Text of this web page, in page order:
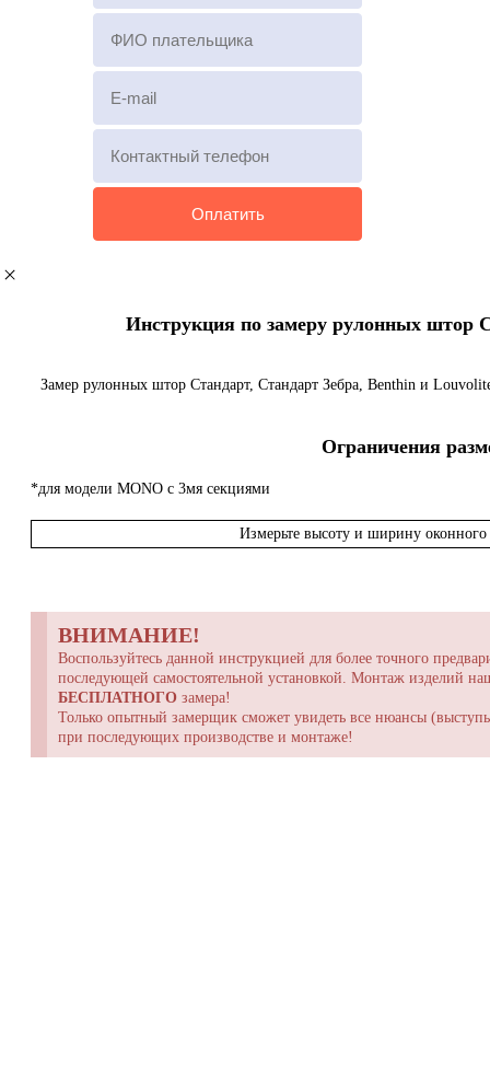
Инструкция по замеру рулонных штор
Замер рулонных штор Стандарт, Стандарт Зебра, Benthin и
Ограничения
*для модели MONO с 3мя секциями
Измерьте высоту и ширину оконного
ВНИМАНИЕ!
Воспользуйтесь данной инструкцией для более точного
последующей самостоятельной установкой. Монтаж изделий
БЕСПЛАТНОГО замера!
Только опытный замерщик сможет увидеть все нюансы
при последующих производстве и монтаже!